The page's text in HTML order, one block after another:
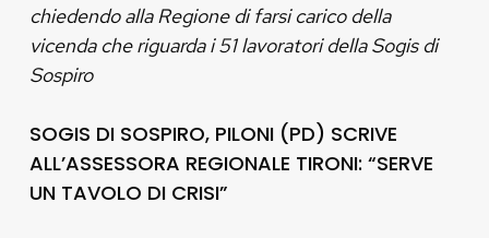
chiedendo alla Regione di farsi carico della
vicenda che riguarda i 51 lavoratori della Sogis di
Sospiro
SOGIS DI SOSPIRO, PILONI (PD) SCRIVE
ALL’ASSESSORA REGIONALE TIRONI: “SERVE
UN TAVOLO DI CRISI”